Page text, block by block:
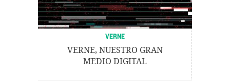
VERNE
VERNE, NUESTRO GRAN
MEDIO DIGITAL